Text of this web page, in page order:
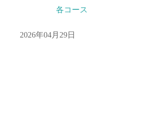
各コース
2026年04月29日